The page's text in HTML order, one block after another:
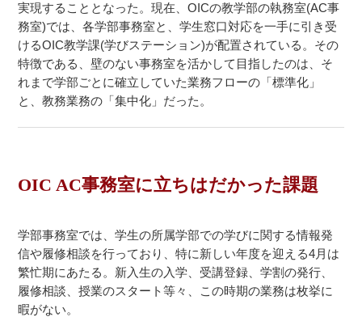
実現することとなった。現在、OICの教学部の執務室(AC事
務室)では、各学部事務室と、学生窓口対応を一手に引き受
けるOIC教学課(学びステーション)が配置されている。その
特徴である、壁のない事務室を活かして目指したのは、そ
れまで学部ごとに確立していた業務フローの「標準化」
と、教務業務の「集中化」だった。
OIC AC事務室に立ちはだかった課題
学部事務室では、学生の所属学部での学びに関する情報発
信や履修相談を行っており、特に新しい年度を迎える4月は
繁忙期にあたる。新入生の入学、受講登録、学割の発行、
履修相談、授業のスタート等々、この時期の業務は枚挙に
暇がない。